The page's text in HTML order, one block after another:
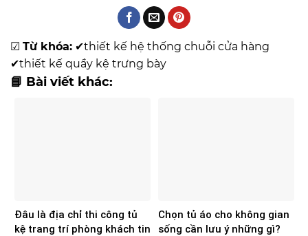
☑ Từ khóa: ✔thiết kế hệ thống chuỗi cửa hàng
✔thiết kế quầy kệ trưng bày
📘 Bài viết khác:
Đâu là địa chỉ thi công tủ
kệ trang trí phòng khách tin
Chọn tủ áo cho không gian
sống cần lưu ý những gì?